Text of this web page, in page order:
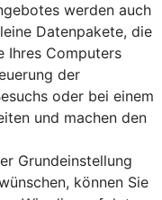
werden auch
Datenpakete, die
Ihres Computers
der
oder bei einem
und machen den
Grundeinstellung
können Sie